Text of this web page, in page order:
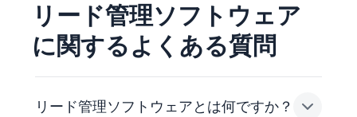
リード管理ソフトウェア
に関するよくある質問
リード管理ソフトウェアとは何ですか？